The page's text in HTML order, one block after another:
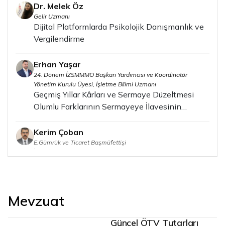
Dr. Melek Öz
Gelir Uzmanı
Dijital Platformlarda Psikolojik Danışmanlık ve
Vergilendirme
Erhan Yaşar
24. Dönem İZSMMMO Başkan Yardımcısı ve Koordinatör
Yönetim Kurulu Üyesi, İşletme Bilimi Uzmanı
Geçmiş Yıllar Kârları ve Sermaye Düzeltmesi
Olumlu Farklarının Sermayeye İlavesinin
Kerim Çoban
E.Gümrük ve Ticaret Başmüfettişi
İthal Eşyasının Kurulum, Montaj, Bakım Ve
SMMM
Vergi Usul Kanunundan (Neden) İlga Edilmelidir
Mevzuat
Güncel ÖTV Tutarları